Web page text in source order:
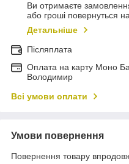
Ви отримаєте
або гроші повернуться
Детальніше
Післяплата
Оплата на карту Моно
Володимир
Всі умови оплати
Умови повернення
Повернення товару